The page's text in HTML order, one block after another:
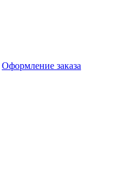
Оформление заказа